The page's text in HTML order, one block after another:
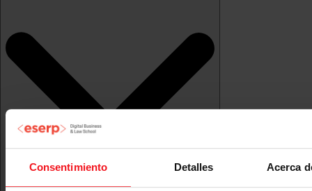
Consentimiento Detalles Acerca